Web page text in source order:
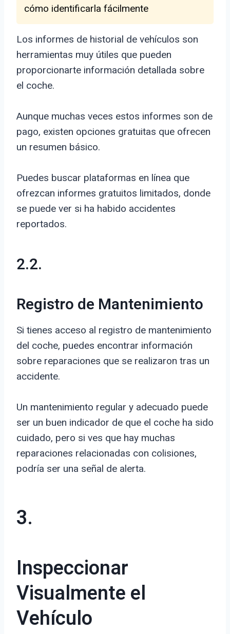
cómo identificarla fácilmente
Los informes de historial de vehículos son
herramientas muy útiles que pueden
proporcionarte información detallada sobre
el coche.
Aunque muchas veces estos informes son de
pago, existen opciones gratuitas que ofrecen
un resumen básico.
Puedes buscar plataformas en línea que
ofrezcan informes gratuitos limitados, donde
se puede ver si ha habido accidentes
reportados.
2.2.
Registro de Mantenimiento
Si tienes acceso al registro de mantenimiento
del coche, puedes encontrar información
sobre reparaciones que se realizaron tras un
accidente.
Un mantenimiento regular y adecuado puede
ser un buen indicador de que el coche ha sido
cuidado, pero si ves que hay muchas
reparaciones relacionadas con colisiones,
podría ser una señal de alerta.
3.
Inspeccionar
Visualmente el
Vehículo